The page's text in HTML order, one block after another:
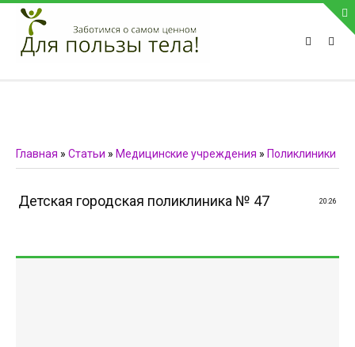
ПРИВЕТСТВУЕМ НА НАШЕМ САЙТЕ
Блок скоро обновится
Главная » Статьи » Медицинские учреждения » Поликлиники
20:26
Детская городская поликлиника № 47